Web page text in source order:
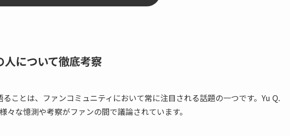
について徹底考察
ことは、ファンコミュニティにおいて常に注目される話題の一つです。Yu Q.
な憶測や考察がファンの間で議論されています。